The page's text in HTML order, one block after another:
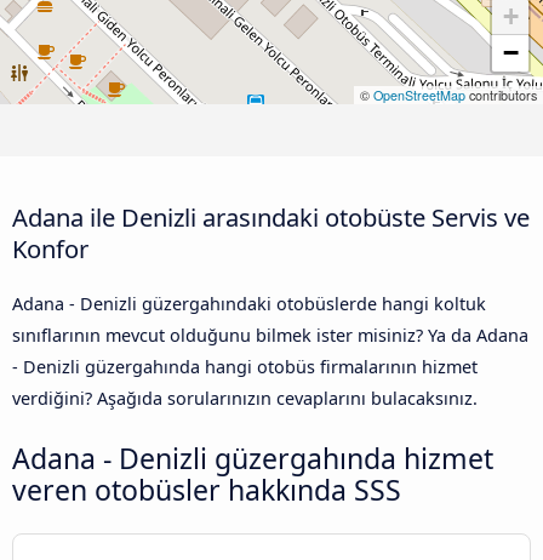
+
−
© OpenStreetMap contributors
Adana ile Denizli arasındaki otobüste Servis ve
Konfor
Adana - Denizli güzergahındaki otobüslerde hangi koltuk
sınıflarının mevcut olduğunu bilmek ister misiniz? Ya da Adana
- Denizli güzergahında hangi otobüs firmalarının hizmet
verdiğini? Aşağıda sorularınızın cevaplarını bulacaksınız.
Adana - Denizli güzergahında hizmet
veren otobüsler hakkında SSS